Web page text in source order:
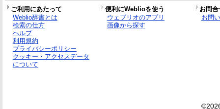
ご利用にあたって 便利にWeblioを使う
お問
Weblio辞書とは
検索の仕方
ヘルプ
利用規約
プライバシーポリシー
クッキー・アクセスデータ
について
ウェブリオのアプリ
画像から探す
お問